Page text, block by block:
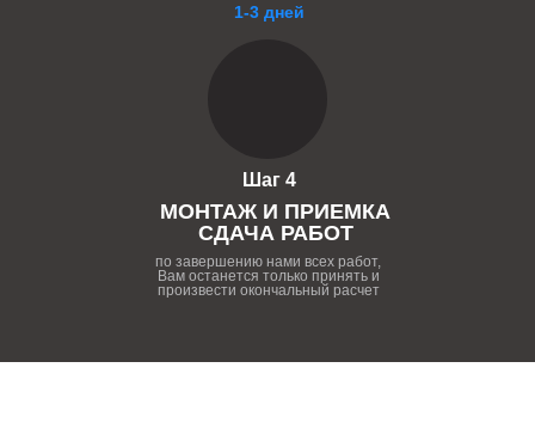
1-3 дней
Шаг 4
МОНТАЖ И ПРИЕМКА
СДАЧА РАБОТ
по завершению нами всех работ,
Вам останется только принять и
произвести окончальный расчет